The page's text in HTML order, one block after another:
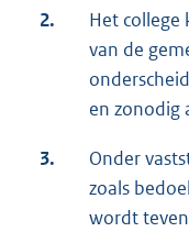
2.
Het
van de
en zonodig
3.
Onder
zoals
wordt